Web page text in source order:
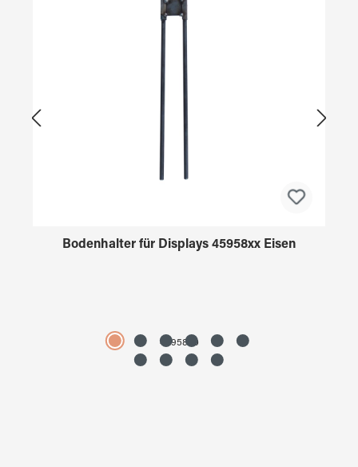
Bodenhalter für Displays 45958xx Eisen
4595890